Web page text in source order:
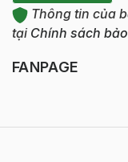
Thông tin của
tại Chính sách
FANPAGE